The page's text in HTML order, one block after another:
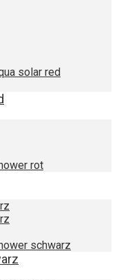
solar red
rot
schwarz